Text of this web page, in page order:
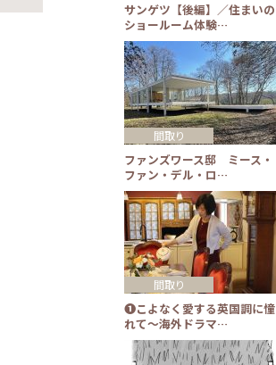
サンゲツ【後編】／住まいの
ショールーム体験…
ファンズワース邸 ミース・
ファン・デル・ロ…
間取り
❶こよなく愛する英国調に憧
れて～海外ドラマ…
間取り